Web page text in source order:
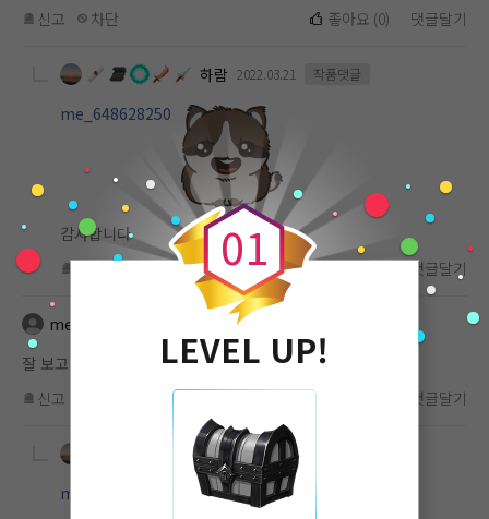
신고 차단 좋아요 (0) 댓글달기
하람 2022.03.21 작품댓글
me_648628250
감사합니다
댓글달기
me_648628250
잘 보고있어요!^^
신고
댓글달기
하람 2022.03.21
me_648628250
0
0
1
LEVEL UP!